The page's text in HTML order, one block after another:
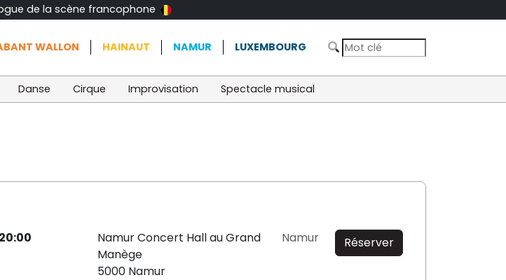
de la scène francophone
WALLON HAINAUT NAMUR LUXEMBOURG
Danse Cirque Improvisation Spectacle musical
Namur Concert Hall au Grand
Manège
5000 Namur
Namur Réserver